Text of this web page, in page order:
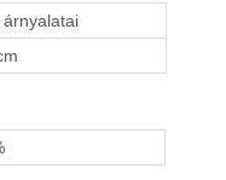
árnyalatai